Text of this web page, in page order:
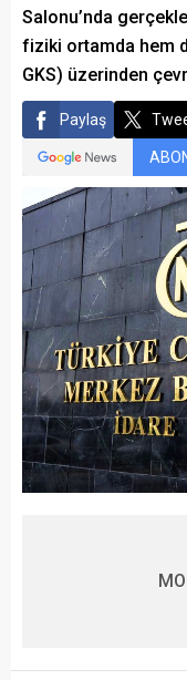
Salonu’nda
fiziki ortamda hem
GKS) üzerinden
Paylaş